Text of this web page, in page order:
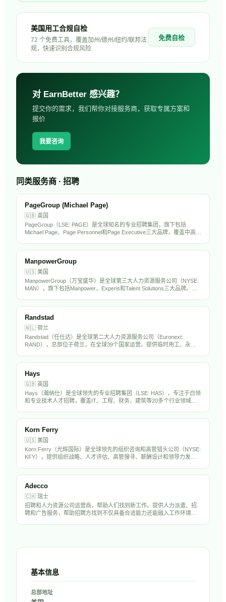
美国用工合规自检
72 个免费工具，覆盖加州/德州/纽约/联邦法
规，快速识别合规风险
免费自检
对 EarnBetter 感兴趣？
提交你的需求，我们帮你对接服务商，获取专属方案和
报价
我要咨询
同类服务商 · 招聘
PageGroup (Michael Page)
🇬🇧 英国
PageGroup（LSE: PAGE）是全球知名的专业招聘集团，旗下包括
Michael Page、Page Personnel和Page Executive三大品牌，覆盖中高端
ManpowerGroup
🇺🇸 美国
ManpowerGroup（万宝盛华）是全球第三大人力资源服务公司（NYSE:
MAN），旗下包括Manpower、Experis和Talent Solutions三大品牌。在
Randstad
🇳🇱 荷兰
Randstad（任仕达）是全球第二大人力资源服务公司（Euronext:
RAND），总部位于荷兰，在全球39个国家运营。提供临时用工、永久
Hays
🇬🇧 英国
Hays（瀚纳仕）是全球领先的专业招聘集团（LSE: HAS），专注于白领
和专业技术人才招聘，覆盖IT、工程、财务、建筑等20多个行业领域。
Korn Ferry
🇺🇸 美国
Korn Ferry（光辉国际）是全球领先的组织咨询和高管猎头公司（NYSE:
KFY），提供组织战略、人才评估、高管搜寻、薪酬设计和领导力发展
Adecco
🇨🇭 瑞士
招聘和人力资源公司运营商，帮助人们找到新工作。提供人力派遣、招
聘和广告服务，帮助招聘方找到不仅具备合适能力还能融入工作环境的
基本信息
总部地址